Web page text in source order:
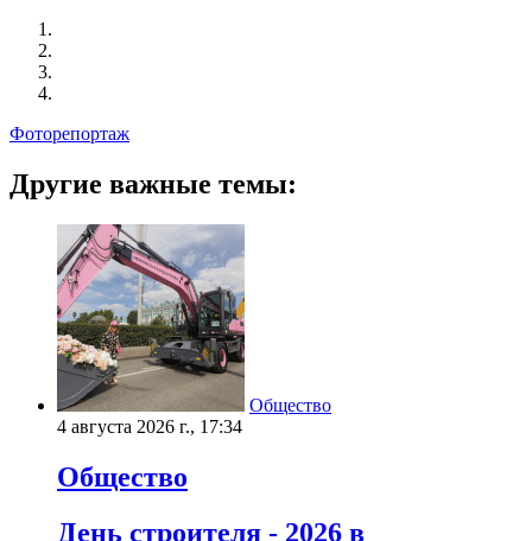
Фоторепортаж
Другие важные темы:
Общество
4 августа 2026 г., 17:34
Общество
День строителя - 2026 в